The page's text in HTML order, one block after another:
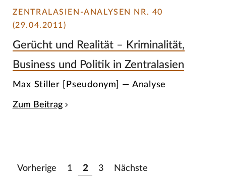
ZENTRALASIEN-ANALYSEN NR. 40
(29.04.2011)
Gerücht und Realität – Kriminalität,
Business und Politik in Zentralasien
Max Stiller [Pseudonym] — Analyse
Zum Beitrag
Vorherige 1 2 3 Nächste